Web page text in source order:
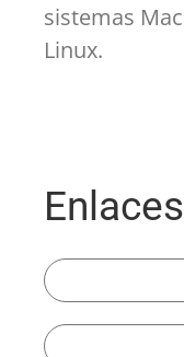
sistemas
Linux.
Enlaces